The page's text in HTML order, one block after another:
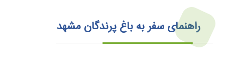
راهنمای سفر به باغ پرندگان مشهد